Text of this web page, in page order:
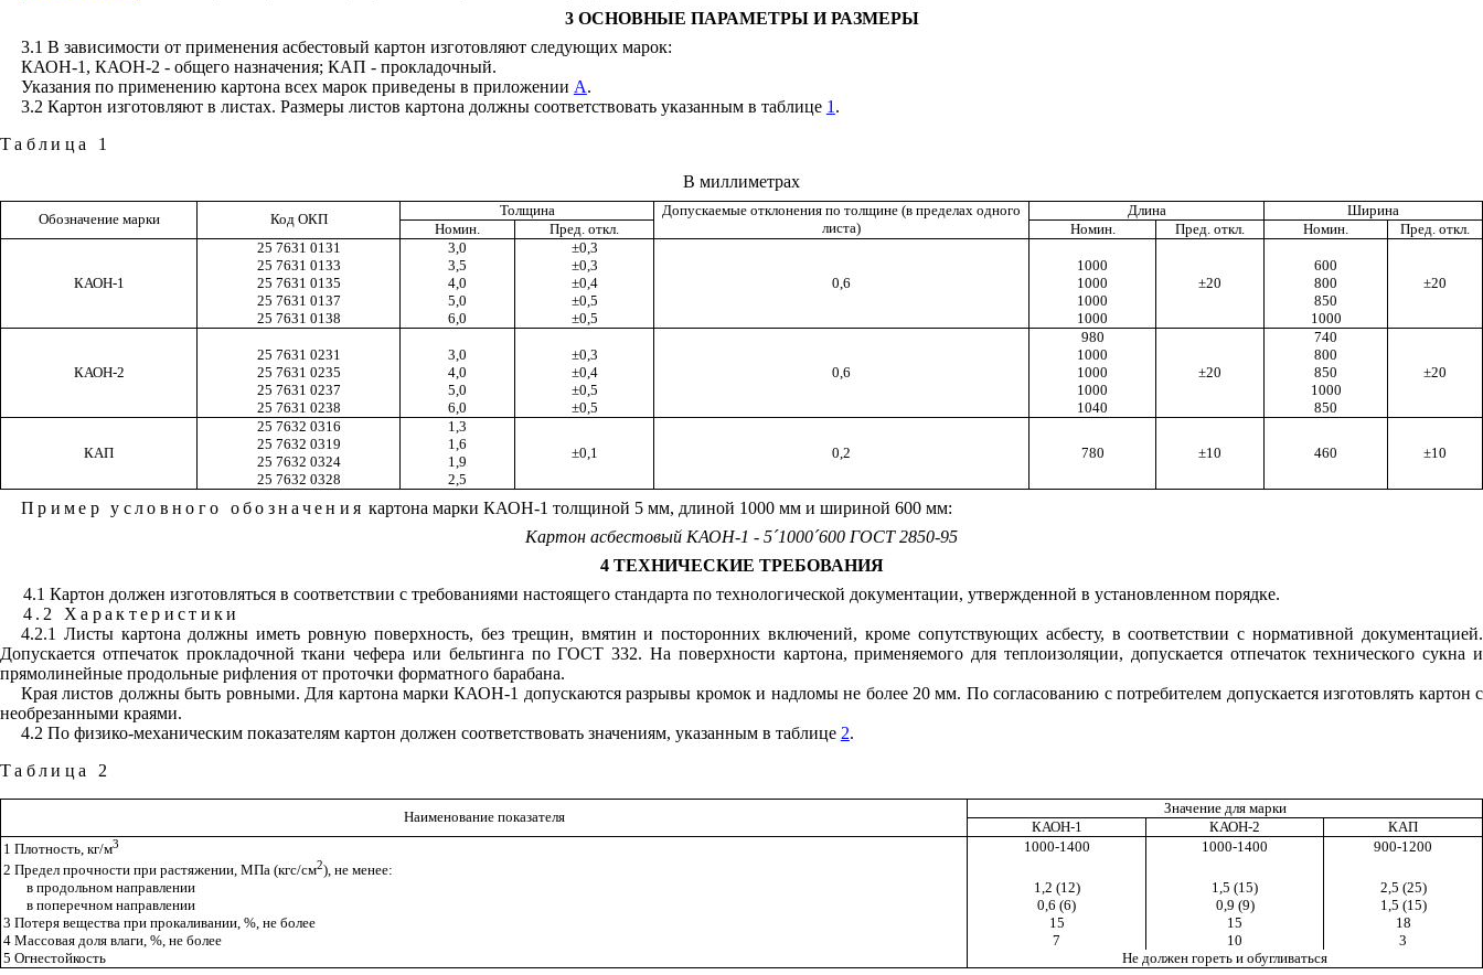
3 ОСНОВНЫЕ ПАРАМЕТРЫ И РАЗМЕРЫ
3.1 В зависимости от применения асбестовый картон изготовляют следующих марок:
КАОН-1, КАОН-2 - общего назначения; КАП - прокладочный.
Указания по применению картона всех марок приведены в приложении А.
3.2 Картон изготовляют в листах. Размеры листов картона должны соответствовать указанным в таблице 1 .
Таблица 1
В миллиметрах
Обозначение марки Код ОКП
Толщина
Допускаемые отклонения по толщине (в пределах одного
листа)
Длина
Ширина
Номин.
Пред. откл. Номин. Пред. откл. Номин. Пред. откл.
КАОН-1
25 7631 0131 3,0 ±0,3
0,6 ±20 ±20
25 7631 0133 3,5 ±0,3 1000
600
25 7631 0135
4,0 ±0,4 1000
800
25 7631 0137
5,0 ±0,5 1000
850
25 7631 0138
6,0 ±0,5 1000 1000
КАОН-2 0,6
980
±20
740
±20
25 7631 0231 3,0 ±0,3 1000
800
25 7631 0235
4,0 ±0,4 1000
850
25 7631 0237
5,0 ±0,5 1000
1000
25 7631 0238
6,0 ±0,5 1040 850
КАП
25 7632 0316
1,3
±0,1
0,2 780 ±10 460 ±10
25 7632 0319
1,6
25 7632 0324
1,9
25 7632 0328
2,5
Пример условного обозначения картона марки КАОН-1 толщиной 5 мм, длиной 1000 мм и шириной 600 мм:
Картон асбестовый КАОН-1 - 5´1000´600 ГОСТ 2850-95
4 ТЕХНИЧЕСКИЕ ТРЕБОВАНИЯ
4.1 Картон должен изготовляться в соответствии с требованиями настоящего стандарта по технологической документации, утвержденной в установленном порядке.
4.2 Характеристики
4.2.1 Листы картона должны иметь ровную поверхность, без трещин, вмятин и посторонних включений, кроме сопутствующих асбесту, в соответствии с нормативной документацией.
Допускается отпечаток прокладочной ткани чефера или бельтинга по ГОСТ 332. На поверхности картона, применяемого для теплоизоляции, допускается отпечаток технического сукна и
прямолинейные продольные рифления от проточки форматного барабана.
Края листов должны быть ровными. Для картона марки КАОН-1 допускаются разрывы кромок и надломы не более 20 мм. По согласованию с потребителем допускается изготовлять картон с
необрезанными краями.
4.2 По физико-механическим показателям картон должен соответствовать значениям, указанным в таблице 2.
Таблица 2
Наименование показателя
Значение для марки
КАОН-1
КАОН-2
КАП
1 Плотность, кг/м3 1000-1400 1000-1400
900-1200
2 Предел прочности при растяжении, МПа (кгс/см2), не менее:
в продольном направлении
1,2 (12) 1,5 (15)
2,5 (25)
в поперечном направлении
0,6 (6) 0,9 (9)
1,5 (15)
3 Потеря вещества при прокаливании, %, не более
15 15
18
4 Массовая доля влаги, %, не более
7 10
3
5 Огнестойкость
Не должен гореть и обугливаться